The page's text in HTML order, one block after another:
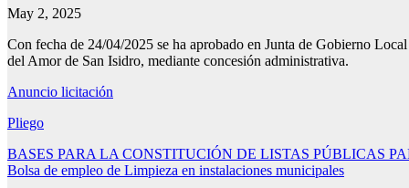
May 2, 2025
Con fecha de 24/04/2025 se ha aprobado en Junta de Gobierno
del Amor de San Isidro, mediante concesión administrativa.
Anuncio licitación
Pliego
Navegación
de
BASES PARA LA CONSTITUCIÓN DE LISTAS PÚBLICAS
Bolsa de empleo de Limpieza en instalaciones municipales